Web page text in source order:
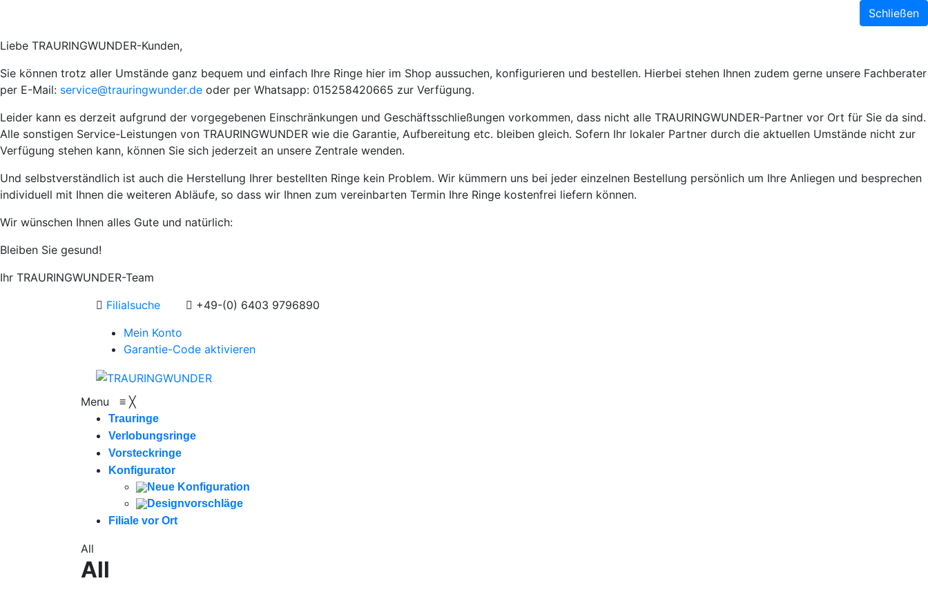
Schließen
Liebe TRAURINGWUNDER-Kunden,
Sie können trotz aller Umstände ganz bequem und einfach Ihre Ringe hier im Shop aussuchen, konfigurieren und bestellen. Hierbei stehen Ihnen zudem gerne unsere Fachberater
per E-Mail: service@trauringwunder.de oder per Whatsapp: 015258420665 zur Verfügung.
Leider kann es derzeit aufgrund der vorgegebenen Einschränkungen und Geschäftsschließungen vorkommen, dass nicht alle TRAURINGWUNDER-Partner vor Ort für Sie da sind.
Alle sonstigen Service-Leistungen von TRAURINGWUNDER wie die Garantie, Aufbereitung etc. bleiben gleich. Sofern Ihr lokaler Partner durch die aktuellen Umstände nicht zur
Verfügung stehen kann, können Sie sich jederzeit an unsere Zentrale wenden.
Und selbstverständlich ist auch die Herstellung Ihrer bestellten Ringe kein Problem. Wir kümmern uns bei jeder einzelnen Bestellung persönlich um Ihre Anliegen und besprechen
individuell mit Ihnen die weiteren Abläufe, so dass wir Ihnen zum vereinbarten Termin Ihre Ringe kostenfrei liefern können.
Wir wünschen Ihnen alles Gute und natürlich:
Bleiben Sie gesund!
Ihr TRAURINGWUNDER-Team
Filialsuche
+49-(0) 6403 9796890
Mein Konto
Garantie-Code aktivieren
Menu ≡ ╳
Trauringe
Verlobungsringe
Vorsteckringe
Konfigurator
Neue Konfiguration
Designvorschläge
Filiale vor Ort
All
All